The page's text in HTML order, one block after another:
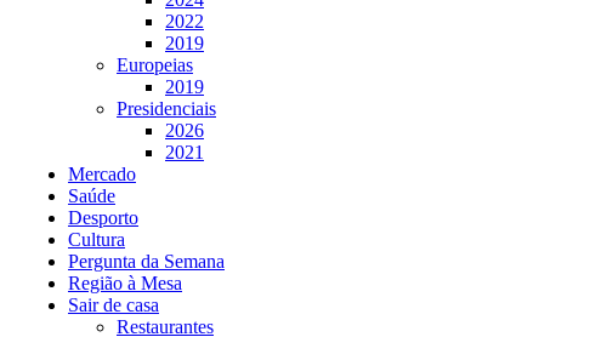
2022
2019
Europeias
2019
Presidenciais
2026
2021
Mercado
Saúde
Desporto
Cultura
Pergunta da Semana
Região à Mesa
Sair de casa
Restaurantes